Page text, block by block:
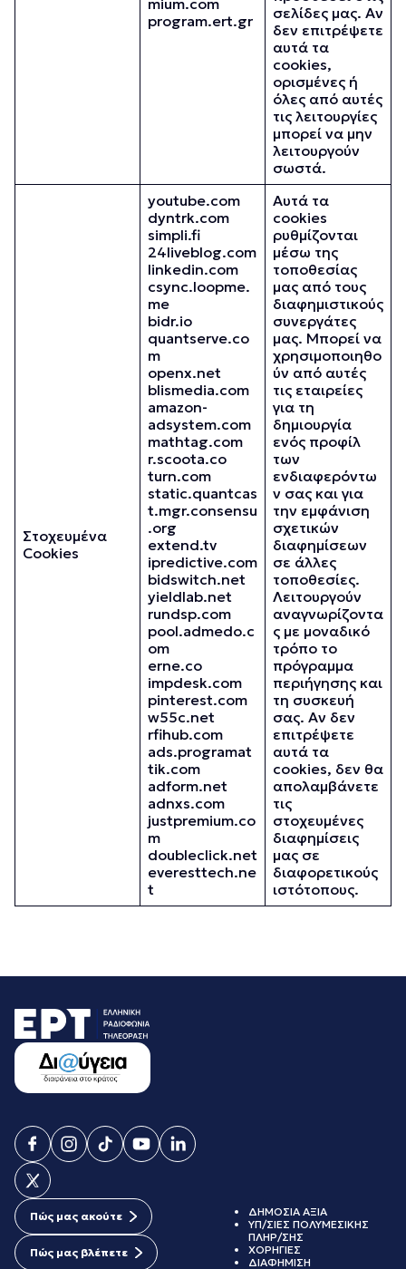
mium.com
program.ert.gr
σελίδες μας. Αν
δεν επιτρέψετε
αυτά τα
cookies,
ορισμένες ή
όλες από αυτές
τις λειτουργίες
μπορεί να μην
λειτουργούν
σωστά.
Στοχευμένα
Cookies
youtube.com
dyntrk.com
simpli.fi
24liveblog.com
linkedin.com
csync.loopme.
me
bidr.io
quantserve.co
m
openx.net
blismedia.com
amazon-
adsystem.com
mathtag.com
r.scoota.co
turn.com
static.quantcas
t.mgr.consensu
.org
extend.tv
ipredictive.com
bidswitch.net
yieldlab.net
rundsp.com
pool.admedo.c
om
erne.co
impdesk.com
pinterest.com
w55c.net
rfihub.com
ads.programat
tik.com
adform.net
adnxs.com
justpremium.co
m
doubleclick.net
everesttech.ne
t
Αυτά τα
cookies
ρυθμίζονται
μέσω της
τοποθεσίας
μας από τους
διαφημιστικούς
συνεργάτες
μας. Μπορεί να
χρησιμοποιηθο
ύν από αυτές
τις εταιρείες
για τη
δημιουργία
ενός προφίλ
των
ενδιαφερόντω
ν σας και για
την εμφάνιση
σχετικών
διαφημίσεων
σε άλλες
τοποθεσίες.
Λειτουργούν
αναγνωρίζοντα
ς με μοναδικό
τρόπο το
πρόγραμμα
περιήγησης και
τη συσκευή
σας. Αν δεν
επιτρέψετε
αυτά τα
cookies, δεν θα
απολαμβάνετε
τις
στοχευμένες
διαφημίσεις
μας σε
διαφορετικούς
ιστότοπους.
Πώς μας ακούτε
Πώς μας βλέπετε
ΔΗΜΟΣΙΑ ΑΞΙΑ
ΥΠ/ΣΙΕΣ ΠΟΛΥΜΕΣΙΚΗΣ
ΠΛΗΡ/ΣΗΣ
ΧΟΡΗΓΙΕΣ
ΔΙΑΦΗΜΙΣΗ